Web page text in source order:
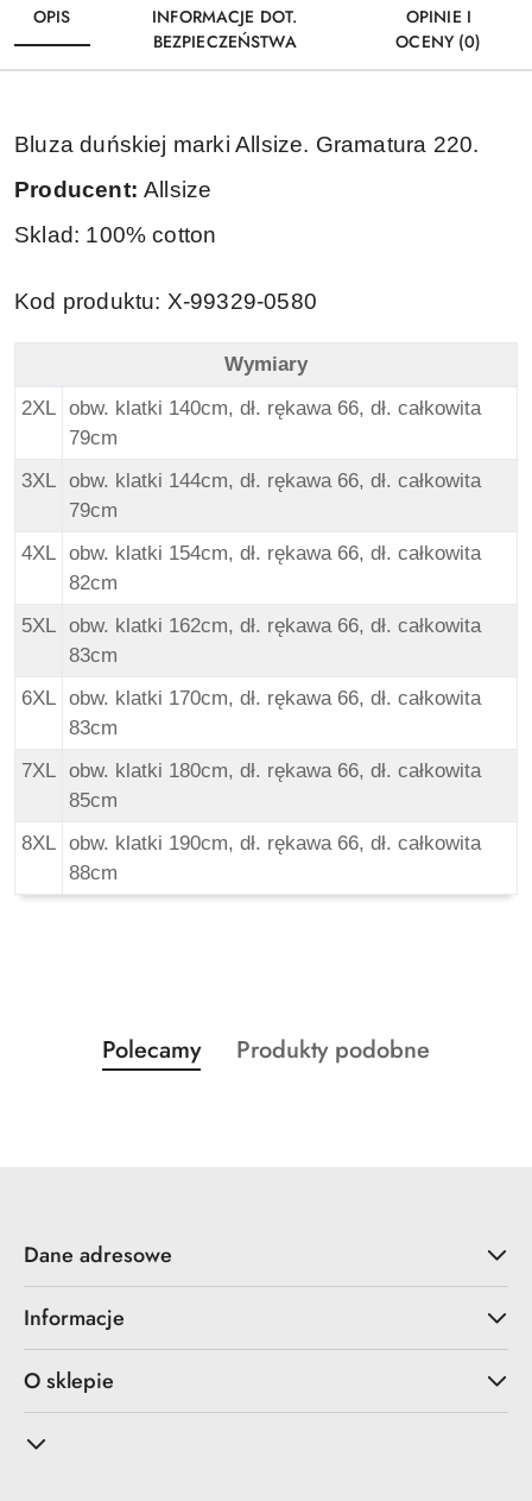
OPIS
INFORMACJE DOT.
BEZPIECZEŃSTWA
OPINIE I
OCENY (0)
Bluza duńskiej marki Allsize. Gramatura 220.
Producent: Allsize
Sklad: 100% cotton
Kod produktu: X-99329-0580
North 56Denim Duża Bluza - Granat - Wymiary
Wymiary
2XL obw. klatki 140cm, dł. rękawa 66, dł. całkowita
79cm
3XL obw. klatki 144cm, dł. rękawa 66, dł. całkowita
79cm
4XL obw. klatki 154cm, dł. rękawa 66, dł. całkowita
82cm
5XL obw. klatki 162cm, dł. rękawa 66, dł. całkowita
83cm
6XL obw. klatki 170cm, dł. rękawa 66, dł. całkowita
83cm
7XL obw. klatki 180cm, dł. rękawa 66, dł. całkowita
85cm
8XL obw. klatki 190cm, dł. rękawa 66, dł. całkowita
88cm
Pomiń karuzelę produktów
Produkty
o
Polecamy
Produkty
Produkty podobne
Dane adresowe
Informacje
O sklepie